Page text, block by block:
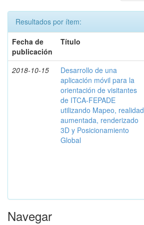
Resultados por ítem:
Fecha de
publicación
Título
2018-10-15
Desarrollo de una
aplicación móvil para la
orientación de visitantes
de ITCA-FEPADE
utilizando Mapeo, realidad
aumentada, renderizado
3D y Posicionamiento
Global
Navegar